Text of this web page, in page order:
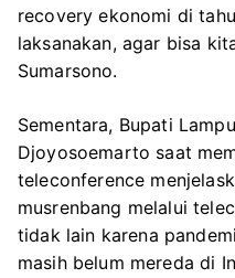
recovery ekonomi di
laksanakan, agar bisa
Sumarsono.
Sementara, Bupati
Djoyosoemarto saat
teleconference
musrenbang melalui
tidak lain karena
masih belum mereda di